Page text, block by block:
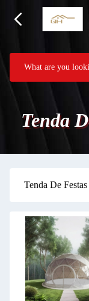
Tenda
Tenda De